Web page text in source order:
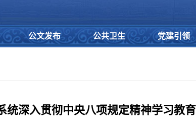
公文发布 公共卫生 党建引领
统深入贯彻中央八项规定精神学习教